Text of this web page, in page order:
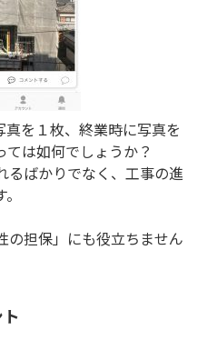
を１枚、終業時に写真を
ては如何でしょうか？
るばかりでなく、工事の進
の担保」にも役立ちません